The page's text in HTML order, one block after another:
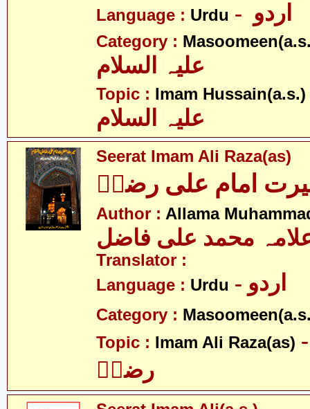
Language : Urdu
Category :
Topic : Imam Hussain(a.s.)
علیہ السلام
Seerat Imam Ali Raza(as)
امام علی رضاؑ
Author : Allama
محمد علی فاضل
Translator :
Language : Urdu - اردو
Category :
Topic : Imam Ali Raza(as) علی
رضاؑ